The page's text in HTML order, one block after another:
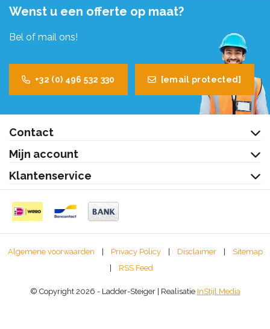
Wenst u een offerte op maat?
Bel of mail ons!
+32 (0) 496 532 330 [email protected]
Contact
Mijn account
Klantenservice
Algemene voorwaarden Privacy Policy Disclaimer
Sitemap
RSS Feed
© Copyright 2026 - Ladder-Steiger | Realisatie InStijl Media